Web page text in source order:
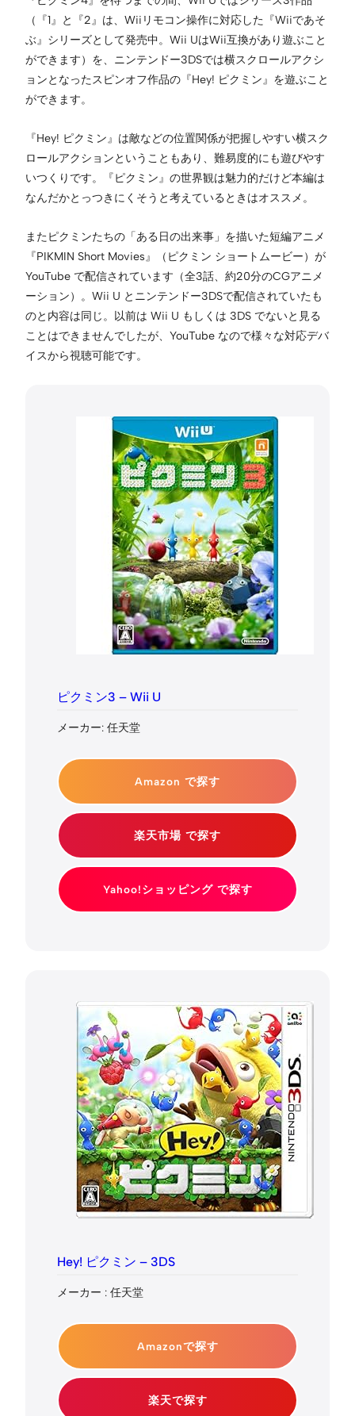
（『1』と『2』は、Wiiリモコン操作に対応した『Wiiであそ
ぶ』シリーズとして発売中。Wii UはWii互換があり遊ぶこと
ができます）を、ニンテンドー3DSでは横スクロールアクシ
ョンとなったスピンオフ作品の『Hey! ピクミン』を遊ぶこと
ができます。
『Hey! ピクミン』は敵などの位置関係が把握しやすい横スク
ロールアクションということもあり、難易度的にも遊びやす
いつくりです。『ピクミン』の世界観は魅力的だけど本編は
なんだかとっつきにくそうと考えているときはオススメ。
またピクミンたちの「ある日の出来事」を描いた短編アニメ
『PIKMIN Short Movies』（ピクミン ショートムービー）が
YouTube で配信されています（全3話、約20分のCGアニメ
ーション）。Wii U とニンテンドー3DSで配信されていたも
のと内容は同じ。以前は Wii U もしくは 3DS でないと見る
ことはできませんでしたが、YouTube なので様々な対応デバ
イスから視聴可能です。
ピクミン3 – Wii U
メーカー: 任天堂
Amazon で探す
楽天市場 で探す
Yahoo!ショッピング で探す
Hey! ピクミン – 3DS
メーカー : 任天堂
Amazonで探す
楽天で探す